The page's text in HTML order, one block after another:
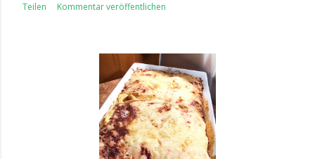
Teilen Kommentar veröffentlichen